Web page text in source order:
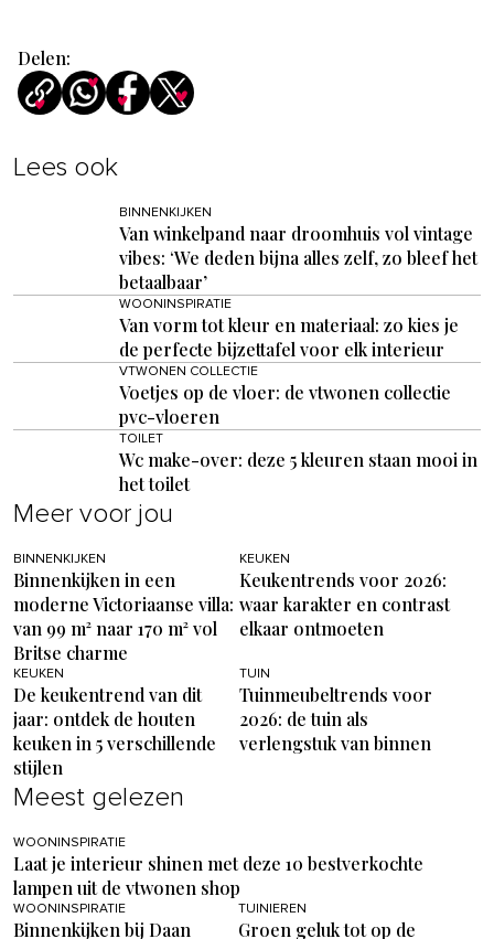
Delen:
Lees ook
BINNENKIJKEN
Van winkelpand naar droomhuis vol vintage
vibes: ‘We deden bijna alles zelf, zo bleef het
betaalbaar’
WOONINSPIRATIE
Van vorm tot kleur en materiaal: zo kies je
de perfecte bijzettafel voor elk interieur
VTWONEN COLLECTIE
Voetjes op de vloer: de vtwonen collectie
pvc-vloeren
TOILET
Wc make-over: deze 5 kleuren staan mooi in
het toilet
Meer voor jou
BINNENKIJKEN
Binnenkijken in een
moderne Victoriaanse villa:
van 99 m² naar 170 m² vol
Britse charme
KEUKEN
Keukentrends voor 2026:
waar karakter en contrast
elkaar ontmoeten
KEUKEN
De keukentrend van dit
jaar: ontdek de houten
keuken in 5 verschillende
stijlen
TUIN
Tuinmeubeltrends voor
2026: de tuin als
verlengstuk van binnen
Meest gelezen
WOONINSPIRATIE
Laat je interieur shinen met deze 10 bestverkochte
lampen uit de vtwonen shop
WOONINSPIRATIE
Binnenkijken bij Daan
TUINIEREN
Groen geluk tot op de